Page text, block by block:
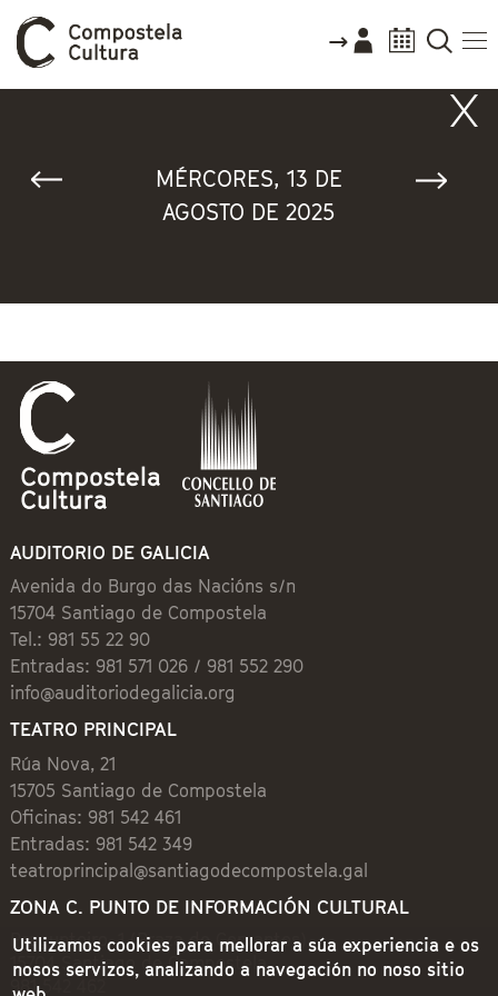
MÉRCORES, 13 DE
AGOSTO DE 2025
AUDITORIO DE GALICIA
Avenida do Burgo das Nacións s/n
15704 Santiago de Compostela
Tel.: 981 55 22 90
Entradas: 981 571 026 / 981 552 290
info@auditoriodegalicia.org
TEATRO PRINCIPAL
Rúa Nova, 21
15705 Santiago de Compostela
Oficinas: 981 542 461
Entradas: 981 542 349
teatroprincipal@santiagodecompostela.gal
ZONA C. PUNTO DE INFORMACIÓN CULTURAL
Preguntoiro, 1 (Praza de Cervantes)
15704 Santiago de Compostela
981 542 462
Utilizamos cookies para mellorar a súa experiencia e os
nosos servizos, analizando a navegación no noso sitio